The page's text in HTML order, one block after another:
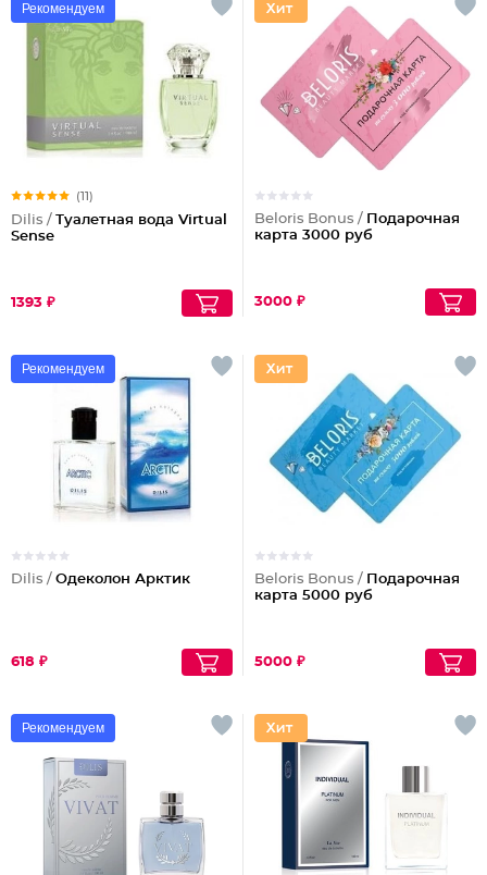
Рекомендуем
(11)
Dilis / Туалетная вода Virtual
Sense
1393 ₽
Beloris Bonus / Подарочная
карта 3000 руб
3000 ₽
Рекомендуем
Dilis / Одеколон Арктик
618 ₽
Beloris Bonus / Подарочная
карта 5000 руб
5000 ₽
Рекомендуем